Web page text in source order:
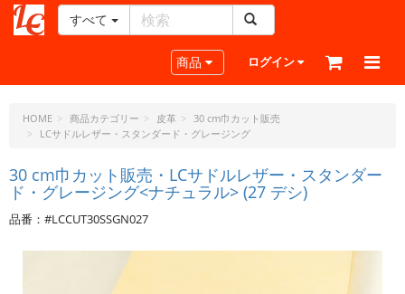
ー
ラ
フ
ド
ッ
ト・
ェ
すべて
Toggle navigation
商品 ログイン
HOME 商品カテゴリー 皮革
30 cm巾カット販売
LCサドルレザー・スタンダード・グレージング
30 cm巾カット販売・LCサドルレザー・スタンダー
ド・グレージング<ナチュラル> (27 デシ)
品番：#LCCUT30SSGN027